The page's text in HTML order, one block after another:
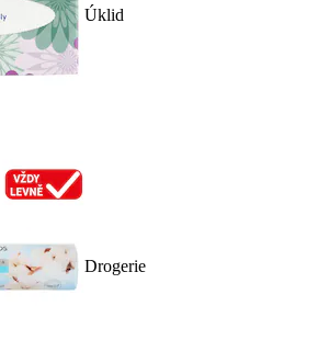
Úklid
Drogerie